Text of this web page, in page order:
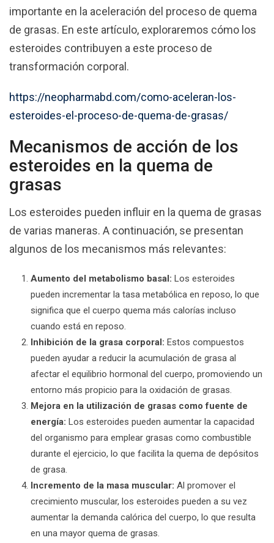
importante en la aceleración del proceso de quema
de grasas. En este artículo, exploraremos cómo los
esteroides contribuyen a este proceso de
transformación corporal.
https://neopharmabd.com/como-aceleran-los-
esteroides-el-proceso-de-quema-de-grasas/
Mecanismos de acción de los
esteroides en la quema de
grasas
Los esteroides pueden influir en la quema de grasas
de varias maneras. A continuación, se presentan
algunos de los mecanismos más relevantes:
Aumento del metabolismo basal: Los esteroides
pueden incrementar la tasa metabólica en reposo, lo que
significa que el cuerpo quema más calorías incluso
cuando está en reposo.
Inhibición de la grasa corporal: Estos compuestos
pueden ayudar a reducir la acumulación de grasa al
afectar el equilibrio hormonal del cuerpo, promoviendo un
entorno más propicio para la oxidación de grasas.
Mejora en la utilización de grasas como fuente de
energía: Los esteroides pueden aumentar la capacidad
del organismo para emplear grasas como combustible
durante el ejercicio, lo que facilita la quema de depósitos
de grasa.
Incremento de la masa muscular: Al promover el
crecimiento muscular, los esteroides pueden a su vez
aumentar la demanda calórica del cuerpo, lo que resulta
en una mayor quema de grasas.